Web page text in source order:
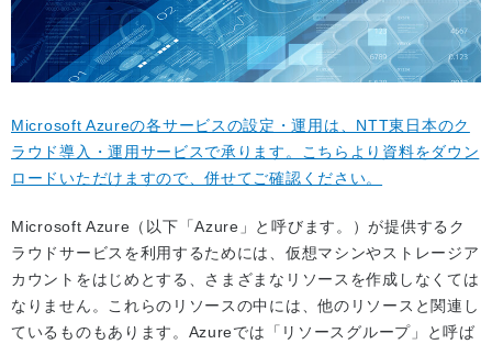
Microsoft Azureの各サービスの設定・運用は、NTT東日本のク
ラウド導入・運用サービスで承ります。こちらより資料をダウン
ロードいただけますので、併せてご確認ください。
Microsoft Azure（以下「Azure」と呼びます。）が提供するク
ラウドサービスを利用するためには、仮想マシンやストレージア
カウントをはじめとする、さまざまなリソースを作成しなくては
なりません。これらのリソースの中には、他のリソースと関連し
ているものもあります。Azureでは「リソースグループ」と呼ば